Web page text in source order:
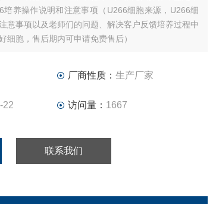
培养操作说明和注意事项（U266细胞来源，U266细
意事项以及老师们的问题、解决客户反馈培养过程中
细胞，售后期内可申请免费售后）
厂商性质： 生产厂家
22 访问量： 1667
联系我们